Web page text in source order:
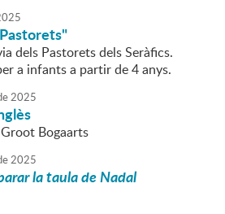
dels Pastorets dels Seràfics.
a infants a partir de 4 anys.
2025
Bogaarts
2025
la taula de Nadal